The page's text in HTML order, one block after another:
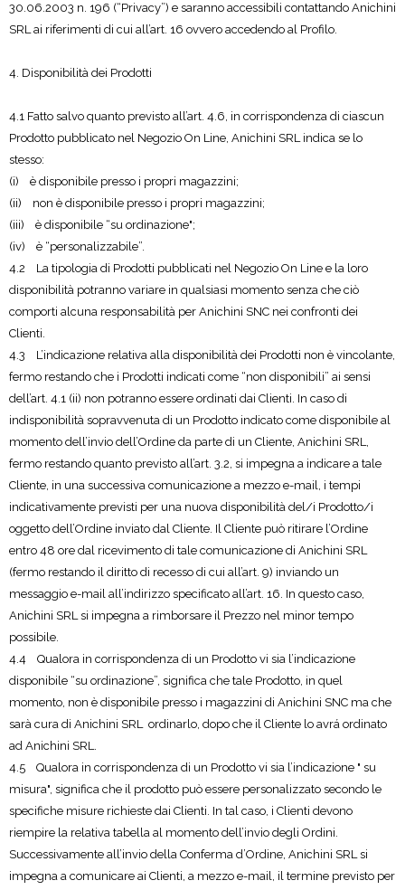
30.06.2003 n. 196 (“Privacy”) e saranno accessibili contattando Anichini
SRL ai riferimenti di cui all’art. 16 ovvero accedendo al Profilo.
4. Disponibilità dei Prodotti
4.1 Fatto salvo quanto previsto all’art. 4.6, in corrispondenza di ciascun
Prodotto pubblicato nel Negozio On Line, Anichini SRL indica se lo
stesso:
(i) è disponibile presso i propri magazzini;
(ii) non è disponibile presso i propri magazzini;
(iii) è disponibile “su ordinazione";
(iv) è “personalizzabile”.
4.2 La tipologia di Prodotti pubblicati nel Negozio On Line e la loro
disponibilità potranno variare in qualsiasi momento senza che ciò
comporti alcuna responsabilità per Anichini SNC nei confronti dei
Clienti.
4.3 L’indicazione relativa alla disponibilità dei Prodotti non è vincolante,
fermo restando che i Prodotti indicati come “non disponibili” ai sensi
dell’art. 4.1 (ii) non potranno essere ordinati dai Clienti. In caso di
indisponibilità sopravvenuta di un Prodotto indicato come disponibile al
momento dell’invio dell’Ordine da parte di un Cliente, Anichini SRL,
fermo restando quanto previsto all’art. 3.2, si impegna a indicare a tale
Cliente, in una successiva comunicazione a mezzo e-mail, i tempi
indicativamente previsti per una nuova disponibilità del/i Prodotto/i
oggetto dell’Ordine inviato dal Cliente. Il Cliente può ritirare l’Ordine
entro 48 ore dal ricevimento di tale comunicazione di Anichini SRL
(fermo restando il diritto di recesso di cui all’art. 9) inviando un
messaggio e-mail all’indirizzo specificato all’art. 16. In questo caso,
Anichini SRL si impegna a rimborsare il Prezzo nel minor tempo
possibile.
4.4 Qualora in corrispondenza di un Prodotto vi sia l’indicazione
disponibile “su ordinazione”, significa che tale Prodotto, in quel
momento, non è disponibile presso i magazzini di Anichini SNC ma che
sarà cura di Anichini SRL ordinarlo, dopo che il Cliente lo avrá ordinato
ad Anichini SRL.
4.5 Qualora in corrispondenza di un Prodotto vi sia l’indicazione " su
misura", significa che il prodotto può essere personalizzato secondo le
specifiche misure richieste dai Clienti. In tal caso, i Clienti devono
riempire la relativa tabella al momento dell’invio degli Ordini.
Successivamente all’invio della Conferma d’Ordine, Anichini SRL si
impegna a comunicare ai Clienti, a mezzo e-mail, il termine previsto per